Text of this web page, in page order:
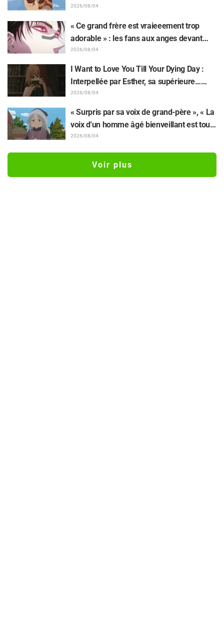
dessinée par l'auteur de « Yowamushi
Pedal » : « Voilà ce qui se passe quand la
personne avec le style le plus différent
2026/08/04
« Ce grand frère est vraieeement trop
adorable » : les fans aux anges devant
Choso se rapprochant de Yūji Itadori sur
l'illustration inédite de l'exposition de
l'anime « JUJUTSU KAISEN »
2026/08/04
I Want to Love You Till Your Dying Day :
Interpellée par Esther, sa supérieure…
Synopsis, visuels, bande-annonce WEB et
affiches de l'épisode 5 de l'anime dévoilés
2026/08/04
« Surpris par sa voix de grand-père », « La
voix d'un homme âgé bienveillant est tout
aussi superbe » : Akira Ishida en chef de
Jaadugar: A Witch in Mongolia »
2026/08/04
Voir plus